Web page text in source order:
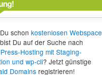
schon kostenlosen Webspace
Du auf der Suche nach
Hosting mit Staging-
und wp-cli? Jetzt günstige
Domainsregistrieren!